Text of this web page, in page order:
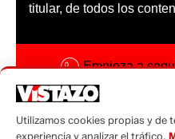
titular, de todos los
Empieza a
Código ética
Utilizamos cookies propias y de
experiencia y analizar el tráfico.